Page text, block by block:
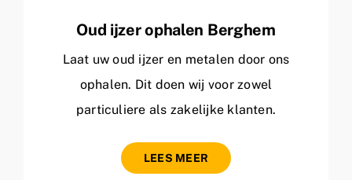
Oud ijzer ophalen Berghem
Laat uw oud ijzer en metalen door ons
ophalen. Dit doen wij voor zowel
particuliere als zakelijke klanten.
LEES MEER